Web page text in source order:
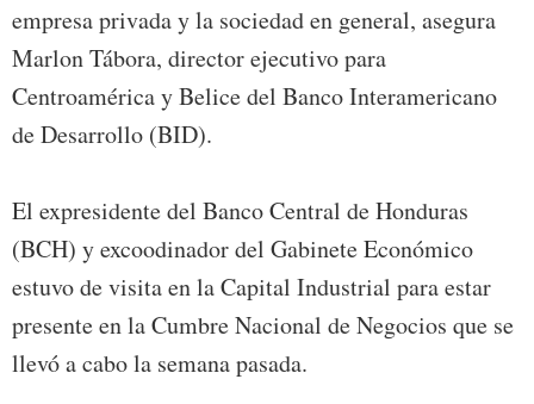
empresa privada y la sociedad en general, asegura
Marlon Tábora, director ejecutivo para
Centroamérica y Belice del Banco Interamericano
de Desarrollo (BID).
El expresidente del Banco Central de Honduras
(BCH) y excoodinador del Gabinete Económico
estuvo de visita en la Capital Industrial para estar
presente en la Cumbre Nacional de Negocios que se
llevó a cabo la semana pasada.